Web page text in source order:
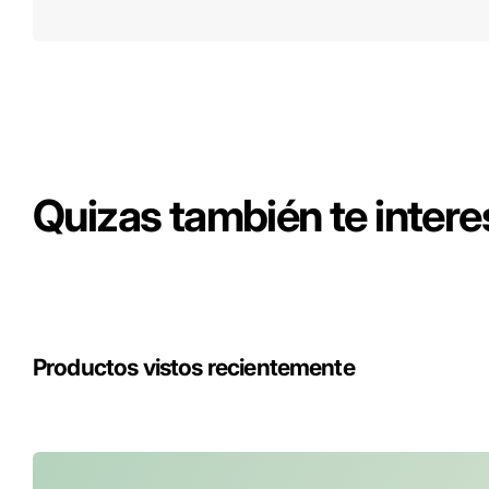
Quizas también te
Productos vistos recientemente